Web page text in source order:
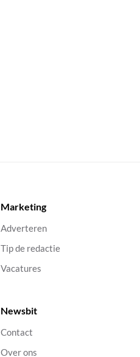
Marketing
Adverteren
Tip de redactie
Vacatures
Newsbit
Contact
Over ons